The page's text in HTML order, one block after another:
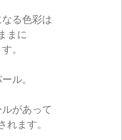
る色彩は
まに
。
ル。
があって
れます。